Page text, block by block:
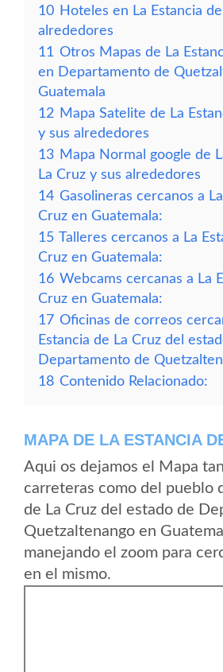
10 Hoteles en La Estancia
alrededores
11 Otros Mapas de La
en Departamento de
Guatemala
12 Mapa Satelite de La
y sus alrededores
13 Mapa Normal google de
La Cruz y sus alrededores
14 Gasolineras cercanos a
Cruz en Guatemala:
15 Talleres cercanos a La
Cruz en Guatemala:
16 Webcams cercanas a La
Cruz en Guatemala:
17 Oficinas de correos
Estancia de La Cruz del
Departamento de
18 Contenido Relacionado:
MAPA DE LA ESTANCIA
Aqui os dejamos el Mapa
carreteras como del pueblo
de La Cruz del estado de
Quetzaltenango en
manejando el zoom para
en el mismo.